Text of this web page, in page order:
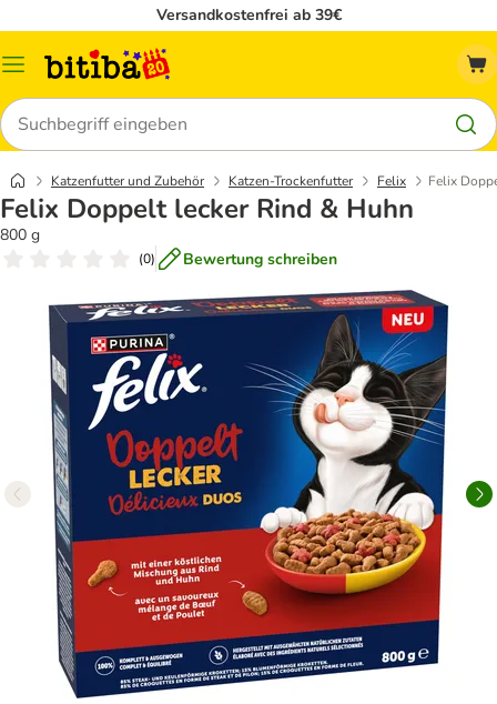
Versandkostenfrei ab 39€
Menü
Suchen
Katzenfutter und Zubehör Katzen-Trockenfutter Felix Felix
Felix Doppelt lecker Rind & Huhn
800 g
(0) Bewertung schreiben